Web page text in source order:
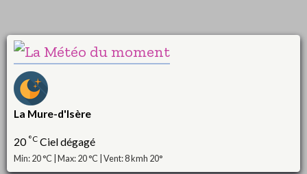
La Mure-d'Isère
20 °C Ciel dégagé
Min: 20 °C | Max: 20 °C | Vent: 8 kmh 20°